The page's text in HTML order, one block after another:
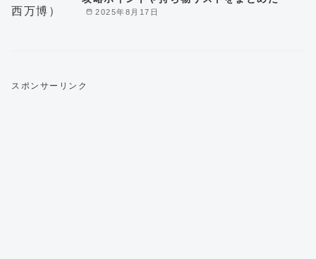
2025年8月17日
スポンサーリンク